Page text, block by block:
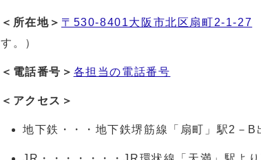
＜所在地＞ 〒530-8401大阪市北区扇町2-1-27
す。）
＜電話番号＞ 各担当の電話番号
＜アクセス＞
地下鉄・・・地下鉄堺筋線「扇町」駅2－B